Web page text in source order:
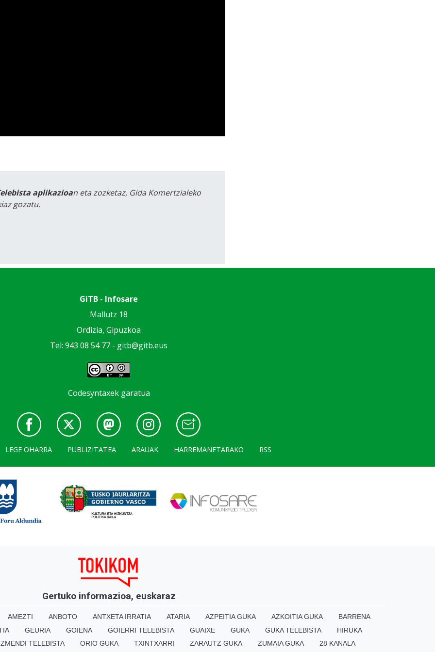
aplikazioan eta zozketaz, Gida Komertzialeko
gozatu.
GiTB - Infosare
Mallutz 18
Ordizia, Gipuzkoa
Tel: 943 08 54 77 - gitb@gitb.eus
Codesyntaxek garatua
LEGE OHARRA PUBLIZITATEA ARAUAK HARREMANETARAKO RSS
Gertuko informazioa, euskaraz
AMEZTI ANBOTO ANTXETA IRRATIA ATARIA AZPEITIA GUKA AZKOITIA GUKA
BARRENA
GEURIA GOIENA GOIERRI TELEBISTA GUAIXE GUKA GUKA TELEBISTA
HIRUKA
TELEBISTA ORIO GUKA TXINTXARRI ZARAUTZ GUKA ZUMAIA GUKA 28 KANALA